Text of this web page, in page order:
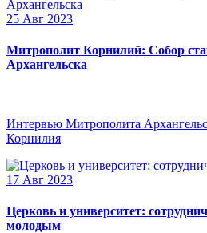
25 Авг 2023
Митрополит Корнилий: Собор
Архангельска
Интервью Митрополита
Корнилия
17 Авг 2023
Церковь и университет:
молодым